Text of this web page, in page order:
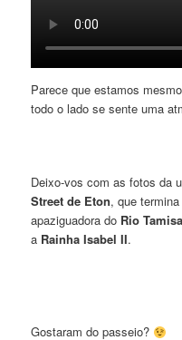
Parece que estamos
todo o lado se sente uma
Deixo-vos com as fotos da
Street de Eton, que
apaziguadora do Rio Tamisa
a Rainha Isabel II.
Gostaram do passeio?